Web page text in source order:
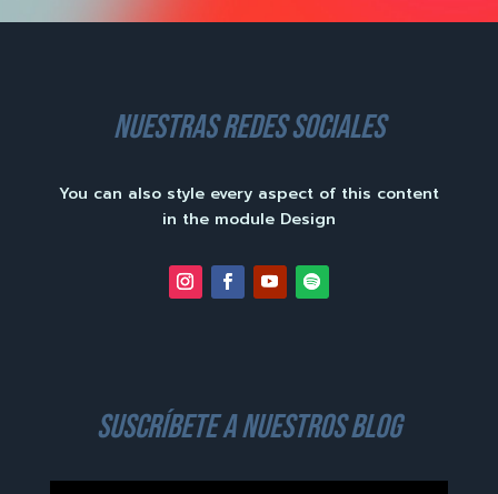
nuestras redes sociales
You can also style every aspect of this content
in the module Design
suscríbete a nuestros blog